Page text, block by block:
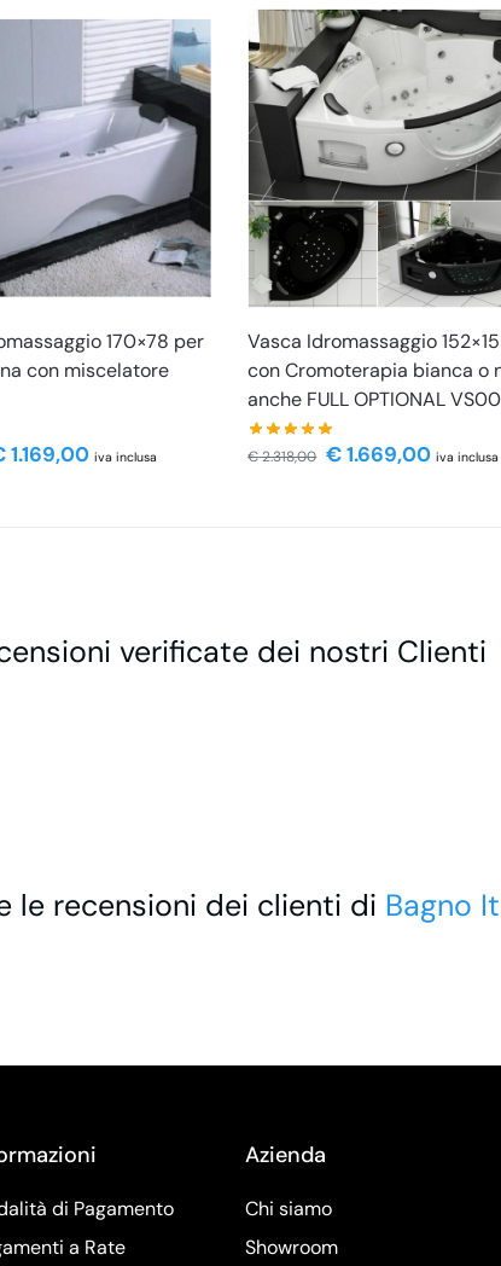
170×78 per
con miscelatore
1.169,00 iva inclusa
Vasca Idromassaggio
con Cromoterapia bianca o
anche FULL OPTIONAL
€2.318,00 €1.669,00 iva inclusa
verificate dei nostri Clienti
le recensioni dei clienti di Bagno
di Pagamento
a Rate
Azienda
Chi siamo
Showroom